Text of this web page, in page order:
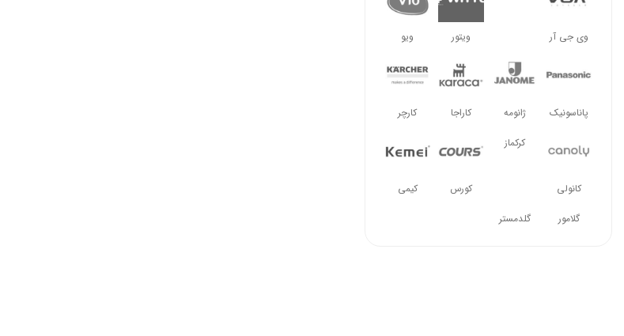
وی جی آر ویتور ویو
پاناسونیک ژانومه کاراجا کارچر
کانولی
کرکماز
کورس
کیمی
گلامور
گلدمستر